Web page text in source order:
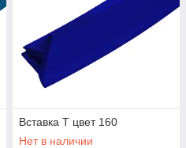
гарпуны-
и другие
потолков
Вставка Т цвет 160
Нет в наличии